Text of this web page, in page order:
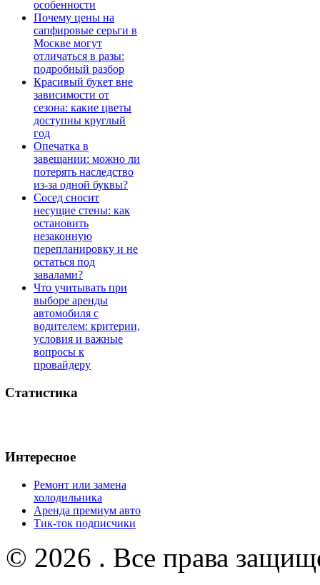
особенности
Почему цены на
сапфировые серьги в
Москве могут
отличаться в разы:
подробный разбор
Красивый букет вне
зависимости от
сезона: какие цветы
доступны круглый
год
Опечатка в
завещании: можно ли
потерять наследство
из-за одной буквы?
Сосед сносит
несущие стены: как
остановить
незаконную
перепланировку и не
остаться под
завалами?
Что учитывать при
выборе аренды
автомобиля с
водителем: критерии,
условия и важные
вопросы к
провайдеру
Статистика
Интересное
Ремонт или замена
холодильника
Аренда премиум авто
Тик-ток подписчики
© 2026 . Все права